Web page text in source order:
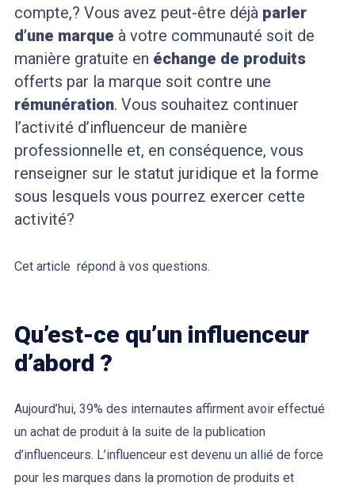
compte,? Vous avez peut-être déjà parler
d’une marque à votre communauté soit de
manière gratuite en échange de produits
offerts par la marque soit contre une
rémunération. Vous souhaitez continuer
l’activité d’influenceur de manière
professionnelle et, en conséquence, vous
renseigner sur le statut juridique et la forme
sous lesquels vous pourrez exercer cette
activité?
Cet article répond à vos questions.
Qu’est-ce qu’un influenceur
d’abord ?
Aujourd’hui, 39% des internautes affirment avoir effectué
un achat de produit à la suite de la publication
d’influenceurs. L’influenceur est devenu un allié de force
pour les marques dans la promotion de produits et